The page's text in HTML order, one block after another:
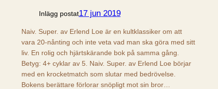
Inlägg postat17 jun 2019
Naiv. Super. av Erlend Loe är en kultklassiker om att
vara 20-nånting och inte veta vad man ska göra med sitt
liv. En rolig och hjärtskärande bok på samma gång.
Betyg: 4+ cyklar av 5. Naiv. Super. av Erlend Loe börjar
med en krocketmatch som slutar med bedrövelse.
Bokens berättare förlorar snöpligt mot sin bror…